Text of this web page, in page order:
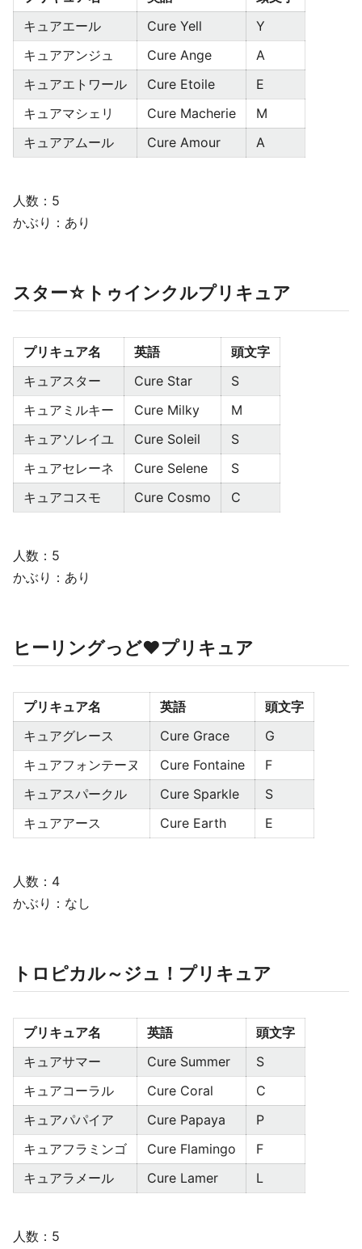
キュアエール
Cure Yell
Y
キュアアンジュ
Cure Ange
A
キュアエトワール
Cure Etoile
E
キュアマシェリ
Cure Macherie
M
キュアアムール
Cure Amour A
人数：5
かぶり：あり
スター☆トゥインクルプリキュア
プリキュア名 英語
頭文字
キュアスター
Cure Star
S
キュアミルキー
Cure Milky
M
キュアソレイユ
Cure Soleil
S
キュアセレーネ
Cure Selene
S
キュアコスモ
Cure Cosmo C
人数：5
かぶり：あり
ヒーリングっど♥プリキュア
プリキュア名 英語
頭文字
キュアグレース
Cure Grace
G
キュアフォンテーヌ
Cure Fontaine
F
キュアスパークル
Cure Sparkle
S
キュアアース
Cure Earth E
人数：4
かぶり：なし
トロピカル～ジュ！プリキュア
プリキュア名 英語
頭文字
キュアサマー
Cure Summer
S
キュアコーラル
Cure Coral
C
キュアパパイア
Cure Papaya
P
キュアフラミンゴ
Cure Flamingo
F
キュアラメール
Cure Lamer L
人数：5